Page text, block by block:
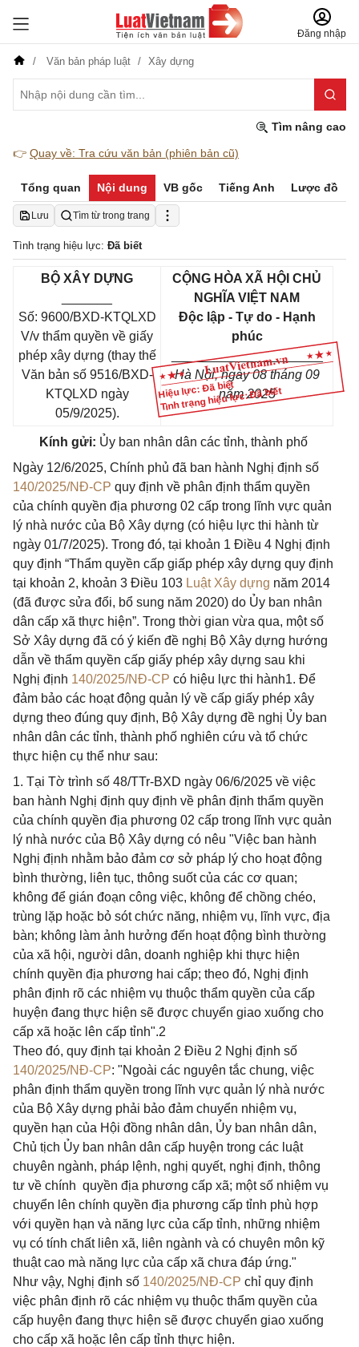
Đăng nhập
Văn bản pháp luật Xây dựng
Tìm nâng cao
👉 Quay về: Tra cứu văn bản (phiên bản cũ)
Tổng quan Nội dung VB gốc Tiếng Anh Lược đồ
Lưu Tìm từ trong trang
Tình trạng hiệu lực: Đã biết
Hiệu lực: Đã biết
Tình trạng hiệu lực: Đã biết
BỘ XÂY DỰNG
Số: 9600/BXD-KTQLXD
V/v thẩm quyền về giấy
phép xây dựng (thay thế
Văn bản số 9516/BXD-
KTQLXD ngày
05/9/2025).
CỘNG HÒA XÃ HỘI CHỦ
NGHĨA VIỆT NAM
Độc lập - Tự do - Hạnh
phúc
_____________________
Hà Nội, ngày 08 tháng 09
năm 2025
Kính gửi: Ủy ban nhân dân các tỉnh, thành phố
Ngày 12/6/2025, Chính phủ đã ban hành Nghị định số
140/2025/NĐ-CP quy định về phân định thẩm quyền
của chính quyền địa phương 02 cấp trong lĩnh vực quản
lý nhà nước của Bộ Xây dựng (có hiệu lực thi hành từ
ngày 01/7/2025). Trong đó, tại khoản 1 Điều 4 Nghị định
quy định “Thẩm quyền cấp giấp phép xây dựng quy định
tại khoản 2, khoản 3 Điều 103 Luật Xây dựng năm 2014
(đã được sửa đổi, bổ sung năm 2020) do Ủy ban nhân
dân cấp xã thực hiện”. Trong thời gian vừa qua, một số
Sở Xây dựng đã có ý kiến đề nghị Bộ Xây dựng hướng
dẫn về thẩm quyền cấp giấy phép xây dựng sau khi
Nghị định 140/2025/NĐ-CP có hiệu lực thi hành1. Để
đảm bảo các hoạt động quản lý về cấp giấy phép xây
dựng theo đúng quy định, Bộ Xây dựng đề nghị Ủy ban
nhân dân các tỉnh, thành phố nghiên cứu và tổ chức
thực hiện cụ thể như sau:
1. Tại Tờ trình số 48/TTr-BXD ngày 06/6/2025 về việc
ban hành Nghị định quy định về phân định thẩm quyền
của chính quyền địa phương 02 cấp trong lĩnh vực quản
lý nhà nước của Bộ Xây dựng có nêu "Việc ban hành
Nghị định nhằm bảo đảm cơ sở pháp lý cho hoạt động
bình thường, liên tục, thông suốt của các cơ quan;
không để gián đoạn công việc, không để chồng chéo,
trùng lặp hoặc bỏ sót chức năng, nhiệm vụ, lĩnh vực, địa
bàn; không làm ảnh hưởng đến hoạt động bình thường
của xã hội, người dân, doanh nghiệp khi thực hiện
chính quyền địa phương hai cấp; theo đó, Nghị định
phân định rõ các nhiệm vụ thuộc thẩm quyền của cấp
huyện đang thực hiện sẽ được chuyển giao xuống cho
cấp xã hoặc lên cấp tỉnh".2
Theo đó, quy định tại khoản 2 Điều 2 Nghị định số
140/2025/NĐ-CP: "Ngoài các nguyên tắc chung, việc
phân định thẩm quyền trong lĩnh vực quản lý nhà nước
của Bộ Xây dựng phải bảo đảm chuyển nhiệm vụ,
quyền hạn của Hội đồng nhân dân, Ủy ban nhân dân,
Chủ tịch Ủy ban nhân dân cấp huyện trong các luật
chuyên ngành, pháp lệnh, nghị quyết, nghị định, thông
tư về chính quyền địa phương cấp xã; một số nhiệm vụ
chuyển lên chính quyền địa phương cấp tỉnh phù hợp
với quyền hạn và năng lực của cấp tỉnh, những nhiệm
vụ có tính chất liên xã, liên ngành và có chuyên môn kỹ
thuật cao mà năng lực của cấp xã chưa đáp ứng."
Như vậy, Nghị định số 140/2025/NĐ-CP chỉ quy định
việc phân định rõ các nhiệm vụ thuộc thẩm quyền của
cấp huyện đang thực hiện sẽ được chuyển giao xuống
cho cấp xã hoặc lên cấp tỉnh thực hiện.